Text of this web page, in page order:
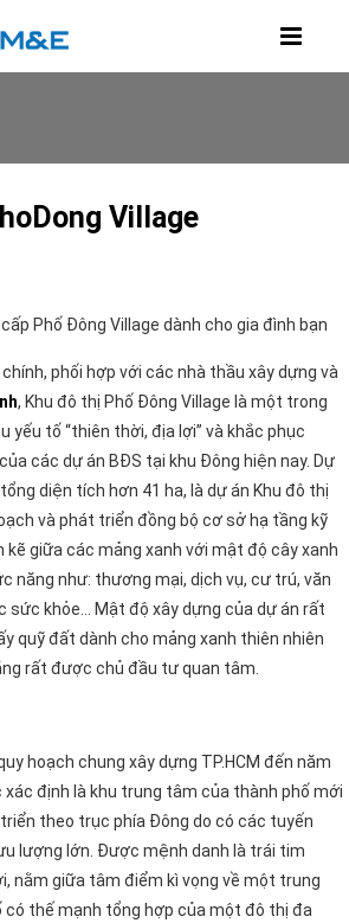
Village
Phố Đông Village dành cho gia đình bạn
phối hợp với các nhà thầu xây dựng và
, Khu đô thị Phố Đông Village là một trong
yếu tố “thiên thời, địa lợi” và khắc phục
các dự án BĐS tại khu Đông hiện nay. Dự
diện tích hơn 41 ha, là dự án Khu đô thị
và phát triển đồng bộ cơ sở hạ tầng kỹ
kẽ giữa các mảng xanh với mật độ cây xanh
năng như: thương mại, dịch vụ, cư trú, văn
sức khỏe… Mật độ xây dựng của dự án rất
quỹ đất dành cho mảng xanh thiên nhiên
rất được chủ đầu tư quan tâm.
hoạch chung xây dựng TP.HCM đến năm
xác định là khu trung tâm của thành phố mới
theo trục phía Đông do có các tuyến
lượng lớn. Được mệnh danh là trái tim
nằm giữa tâm điểm kì vọng về một trung
thế mạnh tổng hợp của một đô thị đa